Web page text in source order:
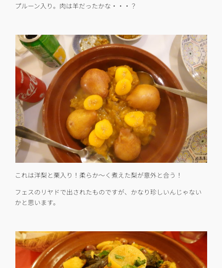
プルーン入り。肉は羊だったかな・・・？
これは洋梨と栗入り！柔らか〜く煮えた梨が意外と合う！
フェスのリヤドで出されたものですが、かなり珍しいんじゃない
かと思います。